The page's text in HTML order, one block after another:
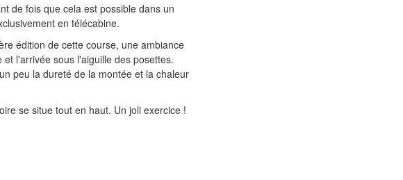
de fois que cela est possible dans un
en télécabine.
édition de cette course, une ambiance
l'arrivée sous l'aiguille des posettes.
peu la dureté de la montée et la chaleur
se situe tout en haut. Un joli exercice !